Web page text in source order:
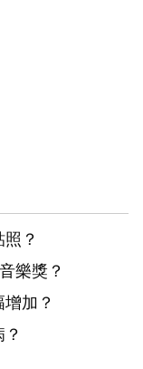
？
樂獎？
加？